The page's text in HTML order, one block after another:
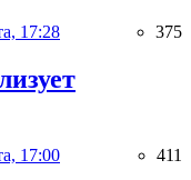
17:28 375
17:00 411